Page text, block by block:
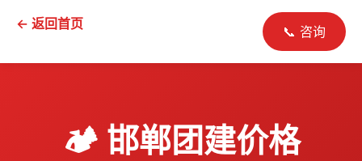
← 返回首页 📞 咨询
🏕️ 邯郸团建价格